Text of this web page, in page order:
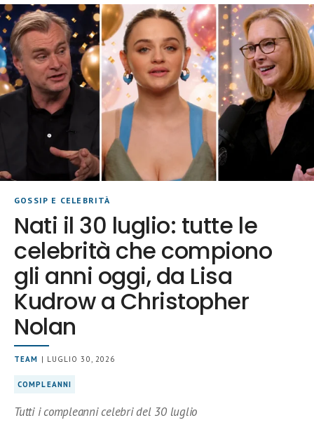
GOSSIP E CELEBRITÀ
Nati il 30 luglio: tutte le
celebrità che compiono
gli anni oggi, da Lisa
Kudrow a Christopher
Nolan
TEAM | LUGLIO 30, 2026
COMPLEANNI
Tutti i compleanni celebri del 30 luglio